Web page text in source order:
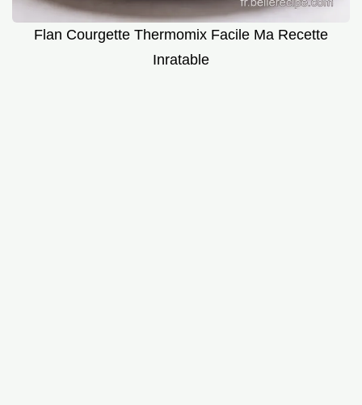
Flan Courgette Thermomix Facile Ma Recette
Inratable